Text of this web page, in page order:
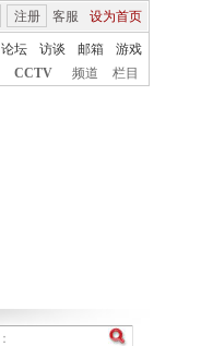
客服 设为首页
注册
论坛 访谈 邮箱
游戏
CCTV 频道 栏目